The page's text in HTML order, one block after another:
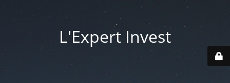
L'Expert Invest